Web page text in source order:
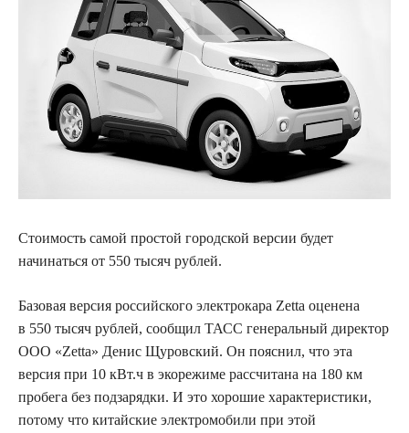
Стоимость самой простой городской версии будет
начинаться от 550 тысяч рублей.
Базовая версия российского электрокара Zetta оценена
в 550 тысяч рублей, сообщил ТАСС генеральный директор
ООО «Zetta» Денис Щуровский. Он пояснил, что эта
версия при 10 кВт.ч в экорежиме рассчитана на 180 км
пробега без подзарядки. И это хорошие характеристики,
потому что китайские электромобили при этой